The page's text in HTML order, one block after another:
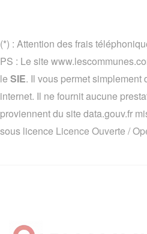
(*) : Attention des frais
PS : Le site
le SIE. Il vous permet simplement
internet. Il ne fournit aucune
proviennent du site data.gouv.fr
sous licence Licence Ouverte /